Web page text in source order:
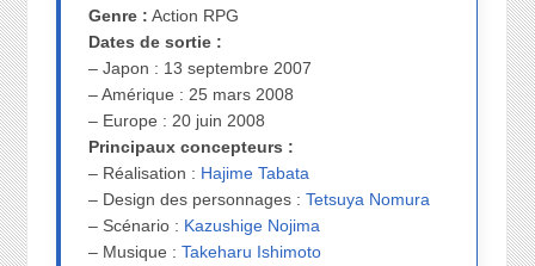
Genre : Action RPG
Dates de sortie :
– Japon : 13 septembre 2007
– Amérique : 25 mars 2008
– Europe : 20 juin 2008
Principaux concepteurs :
– Réalisation : Hajime Tabata
– Design des personnages :Tetsuya Nomura
– Scénario : Kazushige Nojima
– Musique :Takeharu Ishimoto